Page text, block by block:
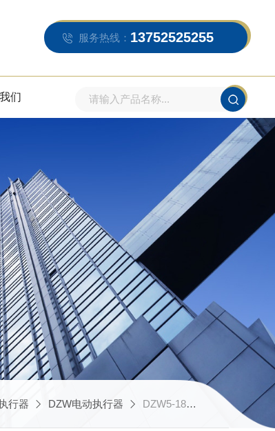
服务热线： 13752525255
们
行器 DZW电动执行器 DZW5-18W/Z/T Z5-18W/Z/T厂家供应智能型多圈电动执行器